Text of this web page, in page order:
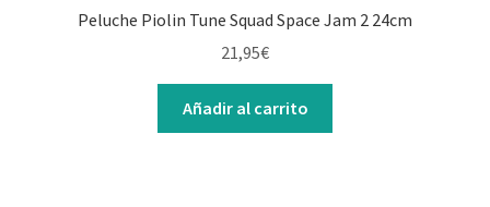
Peluche Piolin Tune Squad Space Jam 2 24cm
21,95€
Añadir al carrito